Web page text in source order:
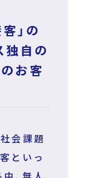
」の
独自の
お客
会課題
といっ